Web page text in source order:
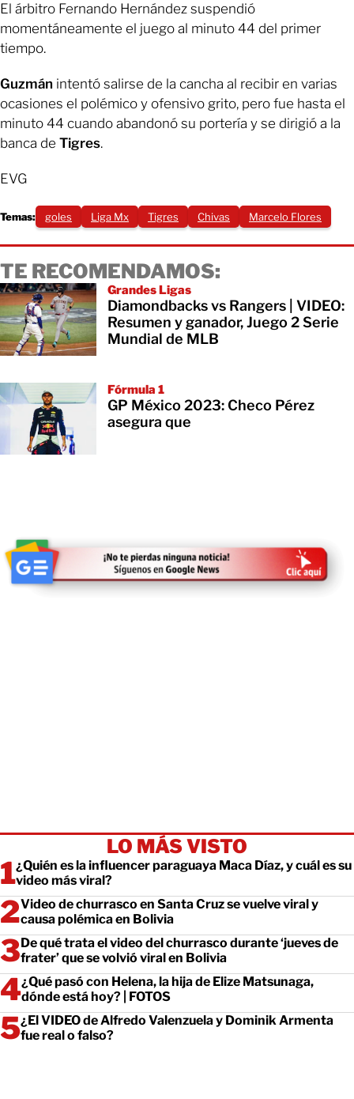
El árbitro Fernando Hernández suspendió
momentáneamente el juego al minuto 44 del primer
tiempo.
Guzmán intentó salirse de la cancha al recibir en varias
ocasiones el polémico y ofensivo grito, pero fue hasta el
minuto 44 cuando abandonó su portería y se dirigió a la
banca de Tigres.
EVG
Temas: goles Liga Mx Tigres Chivas Marcelo Flores
TE RECOMENDAMOS:
Grandes Ligas
Diamondbacks vs Rangers | VIDEO:
Resumen y ganador, Juego 2 Serie
Mundial de MLB
Fórmula 1
GP México 2023: Checo Pérez
asegura que
LO MÁS VISTO
¿Quién es la influencer paraguaya Maca Díaz, y cuál es su
video más viral?
Video de churrasco en Santa Cruz se vuelve viral y
causa polémica en Bolivia
De qué trata el video del churrasco durante ‘jueves de
frater’ que se volvió viral en Bolivia
¿Qué pasó con Helena, la hija de Elize Matsunaga,
dónde está hoy? | FOTOS
¿El VIDEO de Alfredo Valenzuela y Dominik Armenta
fue real o falso?